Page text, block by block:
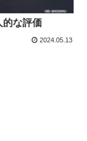
的な評価
2024.05.13